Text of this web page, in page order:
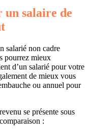
un salaire de
salarié non cadre
pourrez mieux
d’un salarié pour votre
de mieux vous
ou annuel pour
se présente sous
: